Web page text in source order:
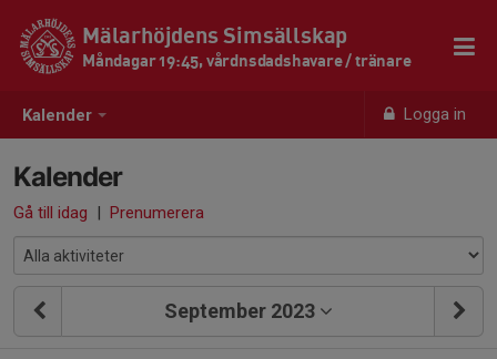
Kalender Logga in
Mälarhöjdens Simsällskap
Måndagar 19:45, vårdnsdadshavare / tränare
Kalender
Gå till idag | Prenumerera
September 2023